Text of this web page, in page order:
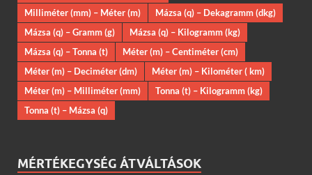
Milliméter (mm) – Méter (m)
Mázsa (q) – Dekagramm (dkg)
Mázsa (q) – Gramm (g)
Mázsa (q) – Kilogramm (kg)
Mázsa (q) – Tonna (t)
Méter (m) – Centiméter (cm)
Méter (m) – Deciméter (dm)
Méter (m) – Kilométer ( km)
Méter (m) – Milliméter (mm)
Tonna (t) – Kilogramm (kg)
Tonna (t) – Mázsa (q)
MÉRTÉKEGYSÉG ÁTVÁLTÁSOK